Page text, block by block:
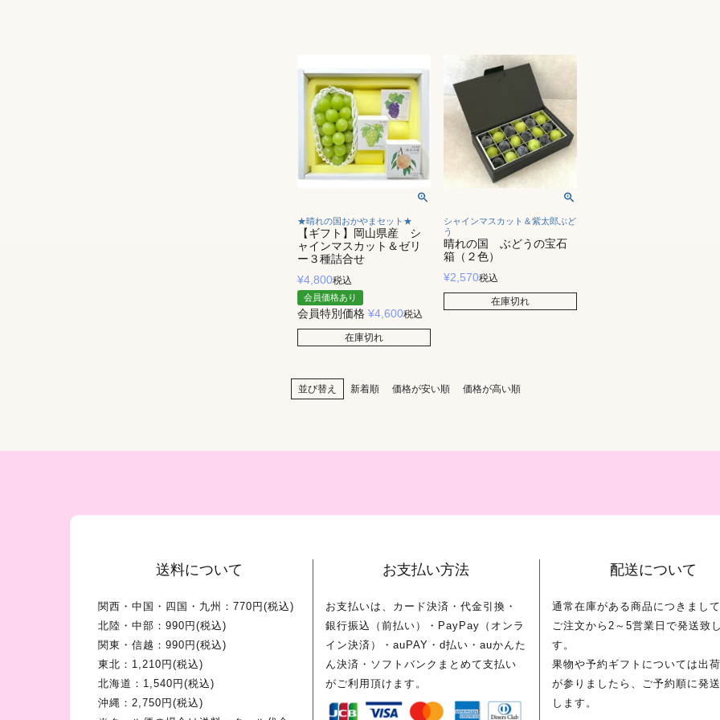
★晴れの国おかやまセット★
【ギフト】岡山県産 シ
ャインマスカット＆ゼリ
ー３種詰合せ
¥4,800税込
会員価格あり
会員特別価格 ¥4,600税込
在庫切れ
シャインマスカット＆紫太郎ぶど
う
晴れの国 ぶどうの宝石
箱（２色）
¥2,570税込
在庫切れ
並び替え 新着順 価格が安い順 価格が高い順
送料について
関西・中国・四国・九州：770円(税込)
北陸・中部：990円(税込)
関東・信越：990円(税込)
東北：1,210円(税込)
北海道：1,540円(税込)
沖縄：2,750円(税込)
お支払い方法
お支払いは、カード決済・代金引換・
銀行振込（前払い）・PayPay（オンラ
イン決済）・auPAY・d払い・auかんた
ん決済・ソフトバンクまとめて支払い
がご利用頂けます。
配送について
通常在庫がある商品につきまし
ご注文から2～5営業日で発送致
す。
果物や予約ギフトについては出
が参りましたら、ご予約順に発
します。